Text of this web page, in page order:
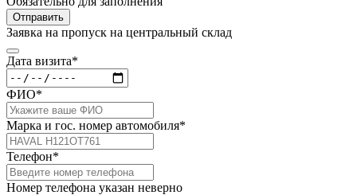
Отправить
Заявка на пропуск на центральный склад
Дата визита*
ФИО*
Марка и гос. номер автомобиля*
Телефон*
Номер телефона указан неверно